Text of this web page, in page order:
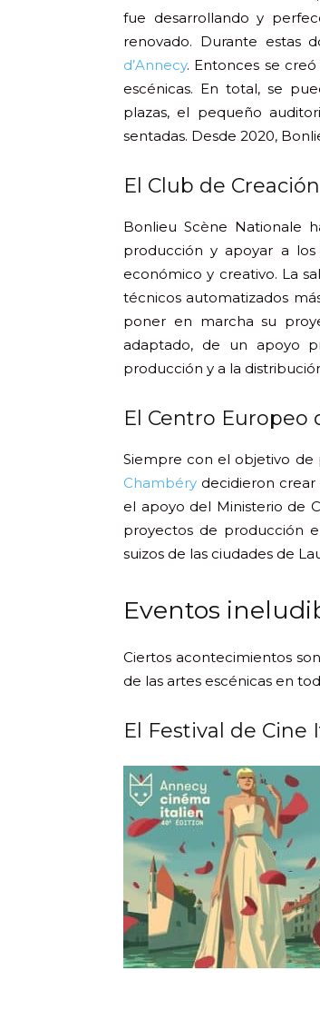
fue desarrollando y
renovado. Durante estas
d’Annecy. Entonces se
escénicas. En total, se
plazas, el pequeño
sentadas. Desde 2020,
El Club de
Bonlieu Scène Nationale
producción y apoyar a los
económico y creativo. La
técnicos automatizados
poner en marcha su
adaptado, de un apoyo
producción y a la
El Centro Europeo
Siempre con el objetivo de
Chambéry decidieron
el apoyo del Ministerio de
proyectos de producción
suizos de las ciudades de
Eventos
Ciertos acontecimientos
de las artes escénicas en
El Festival de Cine